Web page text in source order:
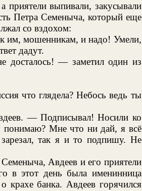
приятели выпивали, закусывали
Петра Семеныча, который еще
со вздохом:
им, мошенникам, и надо! Умели,
дадут.
— заметил один из
что глядела? Небось ведь ты
— Подписывал! Носили ко
Мне что ни дай, я всё
так я и то подпишу. Не
Авдеев и его приятели
в этот день была именинница
крахе банка. Авдеев горячился